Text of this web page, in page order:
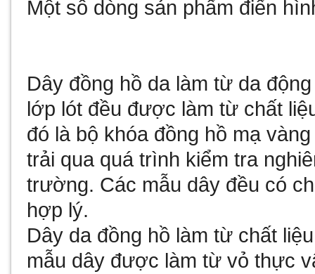
Một số dòng sản phẩm điển
Dây đồng hồ da làm từ da
lớp lót đều được làm từ chất
đó là bộ khóa đồng hồ mạ
trải qua quá trình kiểm tra
trường. Các mẫu dây đều có
hợp lý.
Dây da đồng hồ làm từ chất
mẫu dây được làm từ vỏ thực